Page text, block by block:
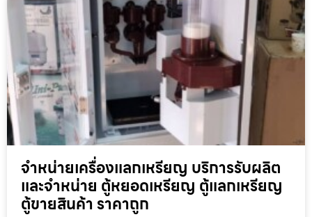
จำหน่ายเครื่องแลกเหรียญ บริการรับผลิต
และจำหน่าย ตู้หยอดเหรียญ ตู้แลกเหรียญ
ตู้ขายสินค้า ราคาถูก